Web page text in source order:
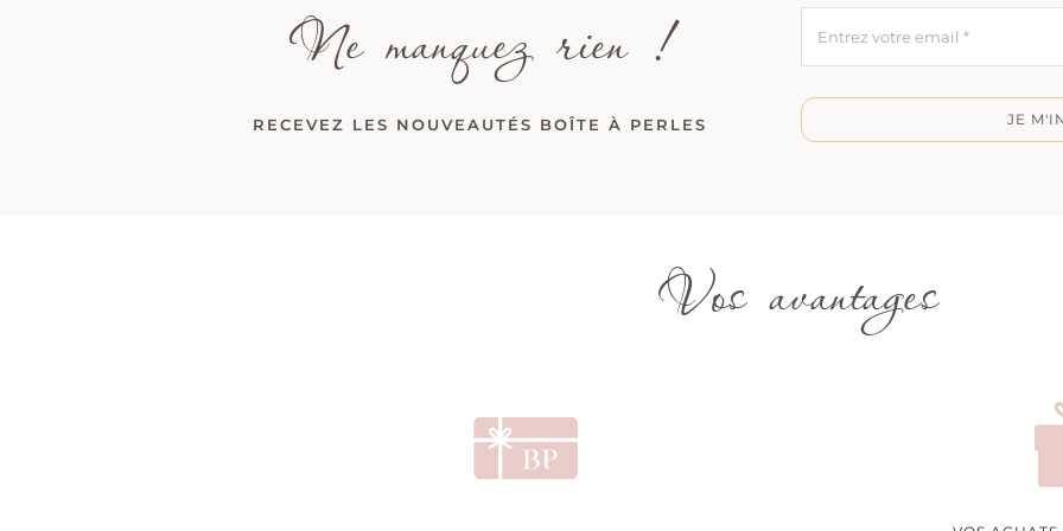
Ne manquez rien !
RECEVEZ LES NOUVEAUTÉS BOÎTE À PERLES JE
Vos avantages